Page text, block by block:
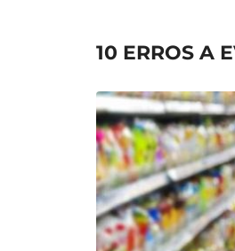
10 ERROS A